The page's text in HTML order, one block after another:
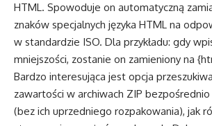
HTML. Spowoduje on automatyczną
znaków specjalnych języka HTML na
w standardzie ISO. Dla przykładu: gdy
mniejszości, zostanie on zamieniony na
Bardzo interesująca jest opcja
zawartości w archiwach ZIP
(bez ich uprzedniego rozpakowania), jak